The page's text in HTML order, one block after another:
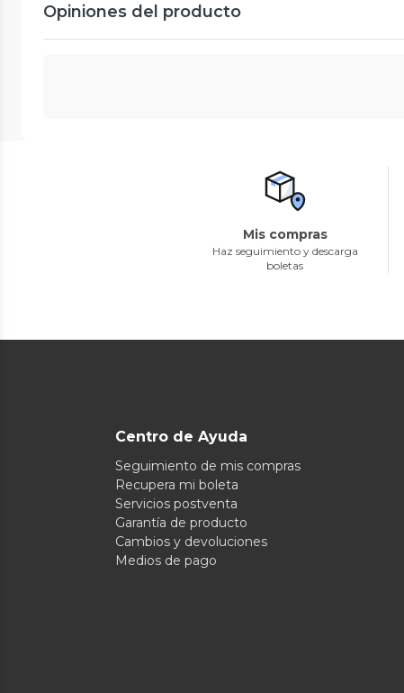
Opiniones del producto
Mis compras
Haz seguimiento y descarga
boletas
Centro de Ayuda
Seguimiento de mis compras
Recupera mi boleta
Servicios postventa
Garantía de producto
Cambios y devoluciones
Medios de pago